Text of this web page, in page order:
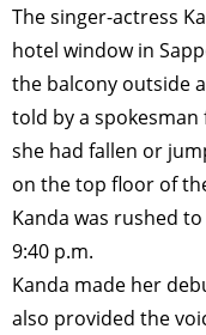
The singer-actress
hotel window in
the balcony outside
told by a
she had fallen or
on the top floor of
Kanda was rushed
9:40 p.m.
Kanda made her
also provided the